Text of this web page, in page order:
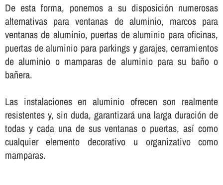
De esta forma, ponemos a su disposición numerosas
alternativas para ventanas de aluminio, marcos para
ventanas de aluminio, puertas de aluminio para oficinas,
puertas de aluminio para parkings y garajes, cerramientos
de aluminio o mamparas de aluminio para su baño o
bañera.
Las instalaciones en aluminio ofrecen son realmente
resistentes y, sin duda, garantizará una larga duración de
todas y cada una de sus ventanas o puertas, así­ como
cualquier elemento decorativo u organizativo como
mamparas.